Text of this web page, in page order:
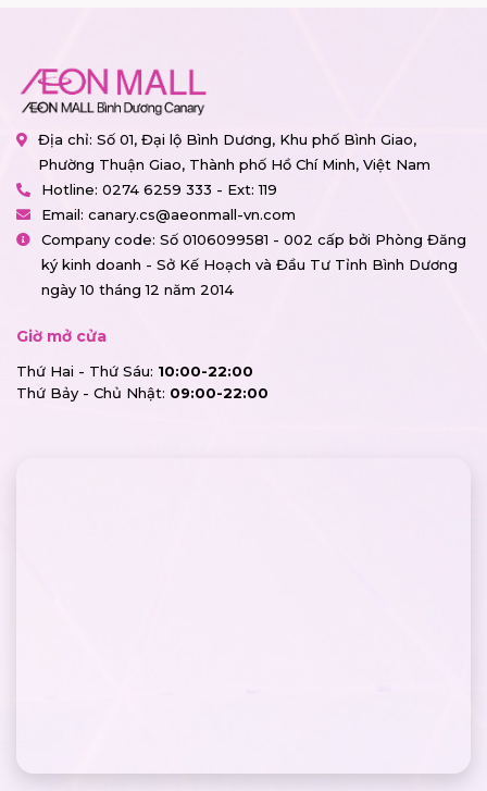
Địa chỉ: Số 01, Đại lộ Bình Dương, Khu phố Bình Giao,
Phường Thuận Giao, Thành phố Hồ Chí Minh, Việt Nam
Hotline: 0274 6259 333 - Ext: 119
Email: canary.cs@aeonmall-vn.com
Company code: Số 0106099581 - 002 cấp bởi Phòng Đăng
ký kinh doanh - Sở Kế Hoạch và Đầu Tư Tỉnh Bình Dương
ngày 10 tháng 12 năm 2014
Giờ mở cửa
Thứ Hai - Thứ Sáu: 10:00-22:00
Thứ Bảy - Chủ Nhật: 09:00-22:00